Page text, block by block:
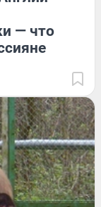
— что